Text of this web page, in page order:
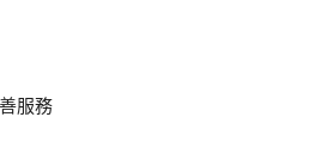
服務